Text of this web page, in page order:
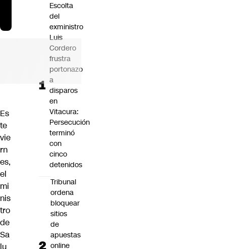
Es
te
vie
rn
es,
el
mi
nis
tro
de
Sa
Escolta
del
exministro
Luis
Cordero
frustra
portonazo
a
disparos
en
Vitacura:
Persecución
terminó
con
cinco
detenidos
Tribunal
ordena
bloquear
sitios
de
apuestas
online